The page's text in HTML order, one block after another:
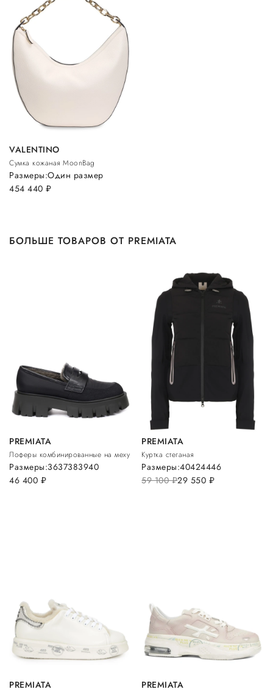
VALENTINO
Сумка кожаная MoonBag
454 440 руб.
Размеры:Один размер
БОЛЬШЕ ТОВАРОВ ОТ PREMIATA
PREMIATA
Лоферы комбинированные на меху
46 400 руб.
Размеры:3637383940
PREMIATA
Куртка стеганая
59 100руб.29 550 руб.
Размеры:40424446
PREMIATA PREMIATA